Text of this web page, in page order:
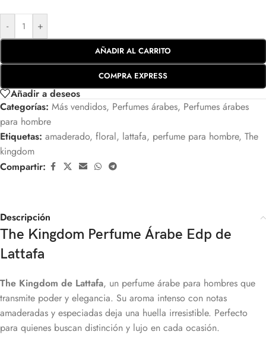
- +
AÑADIR AL CARRITO
COMPRA EXPRESS
Añadir a deseos
Categorías: Más vendidos, Perfumes árabes, Perfumes árabes
para hombre
Etiquetas: amaderado, floral, lattafa, perfume para hombre, The
kingdom
Compartir:
Descripción
The Kingdom Perfume Árabe Edp de
Lattafa
The Kingdom de Lattafa, un perfume árabe para hombres que
transmite poder y elegancia. Su aroma intenso con notas
amaderadas y especiadas deja una huella irresistible. Perfecto
para quienes buscan distinción y lujo en cada ocasión.